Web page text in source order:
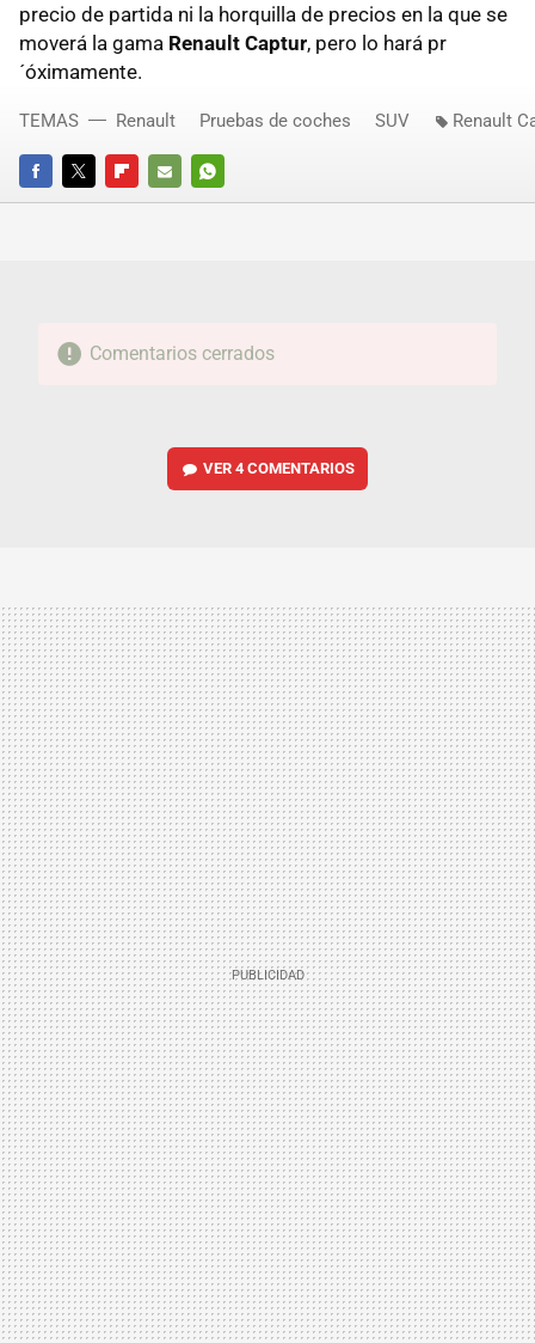
precio de partida ni la horquilla de precios en la que se
moverá la gama Renault Captur, pero lo hará pr
´óximamente.
FACEBOOKTWITTERFLIPBOARD
E-
WHATSAPP
TEMAS Renault Pruebas de coches SUV Renault
Comentarios cerrados
VER4 COMENTARIOS